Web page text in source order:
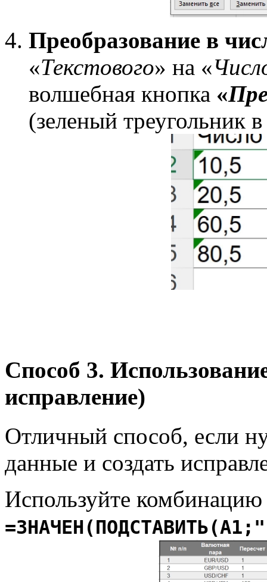
Преобразование в
«Текстового» на «
волшебная кнопка «
(зеленый треугольник
Способ 3.
исправление)
Отличный способ, если
данные и создать
Используйте